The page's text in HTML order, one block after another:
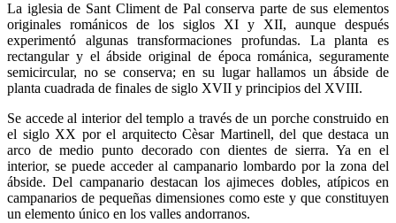
La iglesia de Sant Climent de Pal conserva parte de sus elementos
originales románicos de los siglos XI y XII, aunque después
experimentó algunas transformaciones profundas. La planta es
rectangular y el ábside original de época románica, seguramente
semicircular, no se conserva; en su lugar hallamos un ábside de
planta cuadrada de finales de siglo XVII y principios del XVIII.
Se accede al interior del templo a través de un porche construido en
el siglo XX por el arquitecto Cèsar Martinell, del que destaca un
arco de medio punto decorado con dientes de sierra. Ya en el
interior, se puede acceder al campanario lombardo por la zona del
ábside. Del campanario destacan los ajimeces dobles, atípicos en
campanarios de pequeñas dimensiones como este y que constituyen
un elemento único en los valles andorranos.